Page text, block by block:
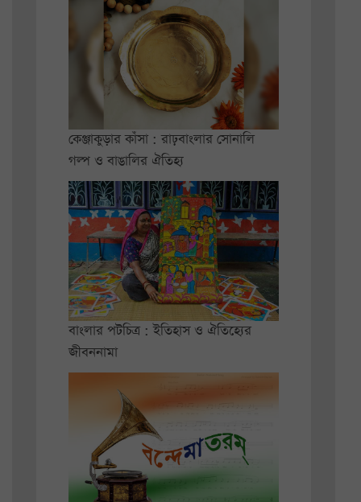
কেঞ্জাকুড়ার কাঁসা : রাঢ়বাংলার সোনালি
গল্প ও বাঙালির ঐতিহ্য
বাংলার পটচিত্র : ইতিহাস ও ঐতিহ্যের
জীবননামা